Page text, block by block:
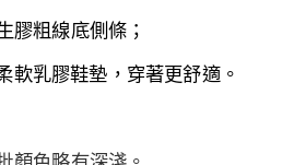
膠粗線底側條；
軟乳膠鞋墊 ， 穿著更舒適。